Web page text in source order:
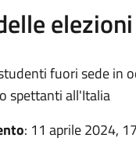
fuori sede in
spettanti all'Italia
: 11 aprile 2024,